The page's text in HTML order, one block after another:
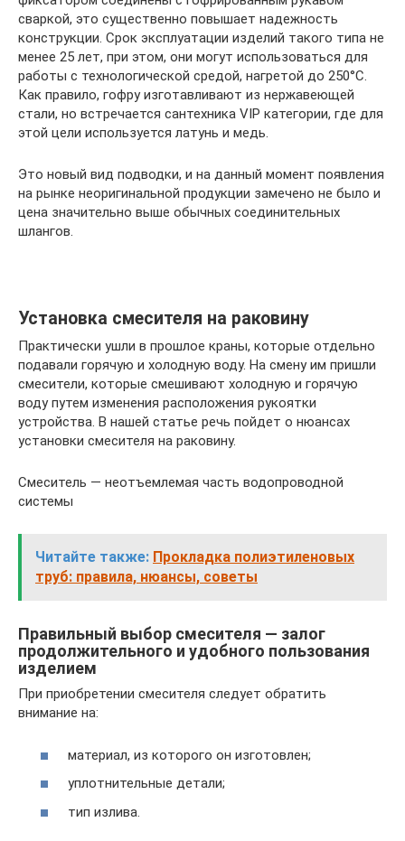
сваркой, это существенно повышает надежность
конструкции. Срок эксплуатации изделий такого типа не
менее 25 лет, при этом, они могут использоваться для
работы с технологической средой, нагретой до 250°С.
Как правило, гофру изготавливают из нержавеющей
стали, но встречается сантехника VIP категории, где для
этой цели используется латунь и медь.
Это новый вид подводки, и на данный момент появления
на рынке неоригинальной продукции замечено не было и
цена значительно выше обычных соединительных
шлангов.
Установка смесителя на раковину
Практически ушли в прошлое краны, которые отдельно
подавали горячую и холодную воду. На смену им пришли
смесители, которые смешивают холодную и горячую
воду путем изменения расположения рукоятки
устройства. В нашей статье речь пойдет о нюансах
установки смесителя на раковину.
Смеситель — неотъемлемая часть водопроводной
системы
Читайте также: Прокладка полиэтиленовых
труб: правила, нюансы, советы
Правильный выбор смесителя — залог
продолжительного и удобного пользования
изделием
При приобретении смесителя следует обратить
внимание на:
материал, из которого он изготовлен;
уплотнительные детали;
тип излива.